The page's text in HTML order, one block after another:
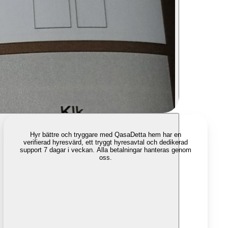
Hyr bättre och tryggare med QasaDetta hem har en
verifierad hyresvärd, ett tryggt hyresavtal och dedikerad
support 7 dagar i veckan. Alla betalningar hanteras genom
oss.